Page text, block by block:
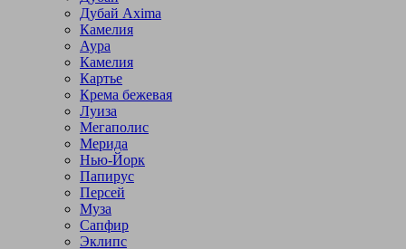
Дубай Axima
Камелия
Аура
Камелия
Картье
Крема бежевая
Луиза
Мегаполис
Мерида
Нью-Йорк
Папирус
Персей
Муза
Сапфир
Эклипс